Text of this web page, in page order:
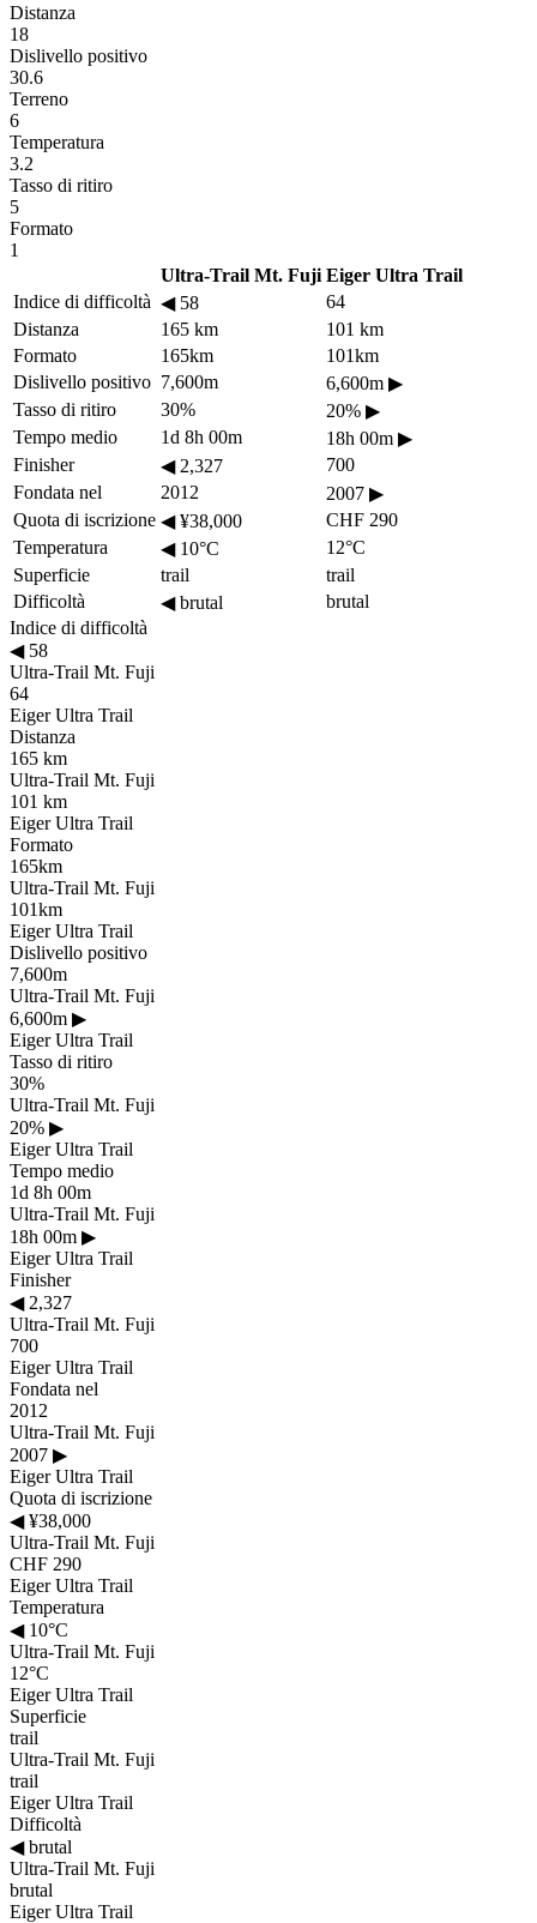
Distanza
18
Dislivello positivo
30.6
Terreno
6
Temperatura
3.2
Tasso di ritiro
5
Formato
1
Ultra-Trail Mt. Fuji Eiger Ultra Trail
Indice di difficoltà ◀58
64
Distanza
165 km
101 km
Formato
165km
101km
Dislivello positivo 7,600m 6,600m ▶
Tasso di ritiro
30% 20% ▶
Tempo medio
1d 8h 00m 18h 00m ▶
Finisher
◀2,327
700
Fondata nel
2012 2007 ▶
Quota di iscrizione ◀¥38,000
CHF 290
Temperatura
◀10°C
12°C
Superficie
trail
trail
Difficoltà
◀brutal
brutal
Indice di difficoltà
◀58
Ultra-Trail Mt. Fuji
64
Eiger Ultra Trail
Distanza
165 km
Ultra-Trail Mt. Fuji
101 km
Eiger Ultra Trail
Formato
165km
Ultra-Trail Mt. Fuji
101km
Eiger Ultra Trail
Dislivello positivo
7,600m
Ultra-Trail Mt. Fuji
6,600m ▶
Eiger Ultra Trail
Tasso di ritiro
30%
Ultra-Trail Mt. Fuji
20% ▶
Eiger Ultra Trail
Tempo medio
1d 8h 00m
Ultra-Trail Mt. Fuji
18h 00m ▶
Eiger Ultra Trail
Finisher
◀2,327
Ultra-Trail Mt. Fuji
700
Eiger Ultra Trail
Fondata nel
2012
Ultra-Trail Mt. Fuji
2007 ▶
Eiger Ultra Trail
Quota di iscrizione
◀¥38,000
Ultra-Trail Mt. Fuji
CHF 290
Eiger Ultra Trail
Temperatura
◀10°C
Ultra-Trail Mt. Fuji
12°C
Eiger Ultra Trail
Superficie
trail
Ultra-Trail Mt. Fuji
trail
Eiger Ultra Trail
Difficoltà
◀brutal
Ultra-Trail Mt. Fuji
brutal
Eiger Ultra Trail